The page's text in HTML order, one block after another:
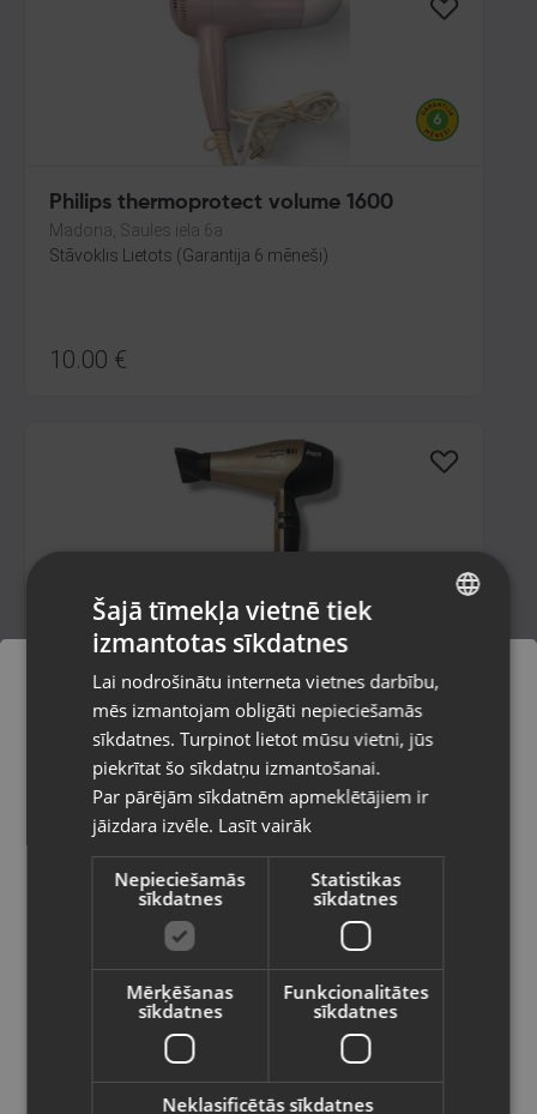
Philips thermoprotect volume 1600
Madona, Saules iela 6a
Stāvoklis Lietots (Garantija 6 mēneši)
10.00 €
Ceriotti Evolution superleggero
Liepāja, Tirgoņu iela 25
Stāvoklis Lietots (Garantija 6 mēneši)
25.00€
Dyson Supersonic HD07
Pasūtījumi tiks piegādāti uz
izvēlēto valsti
Vietnes saturs būs attēlots izvēlētajā
valodā
Valsts
Latviešu / Latvian
RUSSIAN
Šajā tīmekļa vietnē tiek
izmantotas sīkdatnes
Lai nodrošinātu interneta vietnes darbību,
mēs izmantojam obligāti nepieciešamās
sīkdatnes. Turpinot lietot mūsu vietni, jūs
piekrītat šo sīkdatņu izmantošanai.
Par pārējām sīkdatnēm apmeklētājiem ir
jāizdara izvēle. Lasīt vairāk
Nepieciešamās
sīkdatnes
Statistikas
sīkdatnes
Mērķēšanas
sīkdatnes
Funkcionalitātes
sīkdatnes
Neklasificētās sīkdatnes